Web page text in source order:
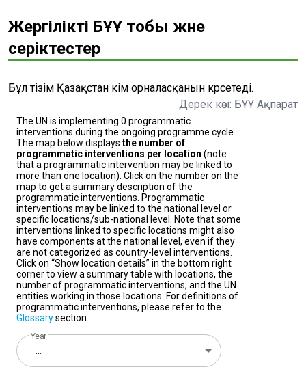
Жергілікті БҰҰ тобы және
серіктестер
Бұл тізім Қазақстан кім орналасқанын көрсетеді.
Дерек көзі: БҰҰ Ақпарат
The UN is implementing 0 programmatic
interventions during the ongoing programme cycle.
The map below displays the number of
programmatic interventions per location (note
that a programmatic intervention may be linked to
more than one location). Click on the number on the
map to get a summary description of the
programmatic interventions. Programmatic
interventions may be linked to the national level or
specific locations/sub-national level. Note that some
interventions linked to specific locations might also
have components at the national level, even if they
are not categorized as country-level interventions.
Click on “Show location details” in the bottom right
corner to view a summary table with locations, the
number of programmatic interventions, and the UN
entities working in those locations. For definitions of
programmatic interventions, please refer to the
Glossarysection.
Year
...